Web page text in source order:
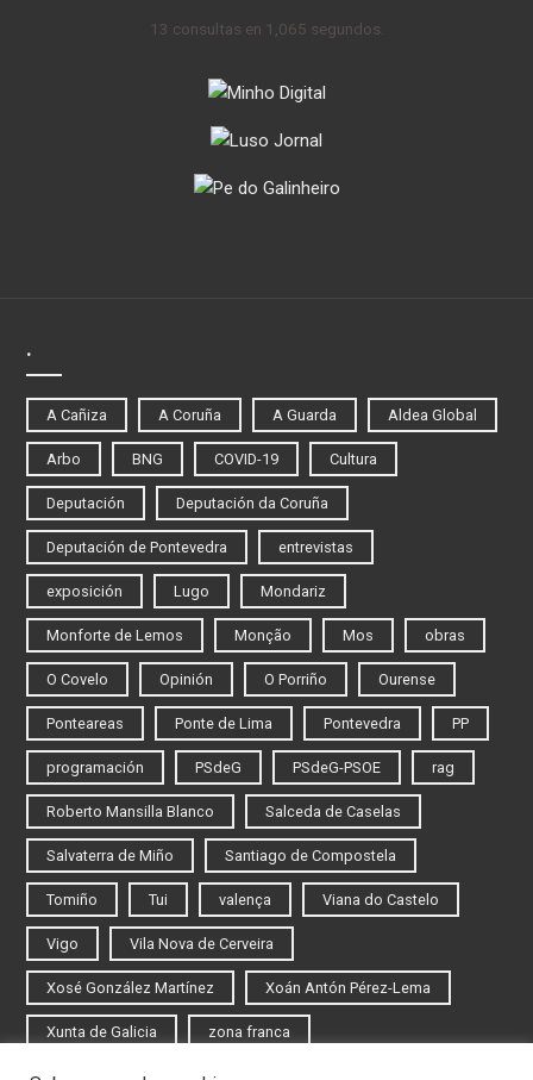
13 consultas en 1,065 segundos.
.
A Cañiza A Coruña A Guarda Aldea Global
Arbo BNG COVID-19 Cultura
Deputación Deputación da Coruña
Deputación de Pontevedra entrevistas
exposición Lugo Mondariz
Monforte de Lemos Monção Mos obras
O Covelo Opinión O Porriño Ourense
Ponteareas Ponte de Lima Pontevedra PP
programación PSdeG PSdeG-PSOE rag
Roberto Mansilla Blanco Salceda de Caselas
Salvaterra de Miño Santiago de Compostela
Tomiño Tui valença Viana do Castelo
Vigo Vila Nova de Cerveira
Xosé González Martínez Xoán Antón Pérez-Lema
Xunta de Galicia zona franca